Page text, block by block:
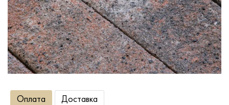
Сопутствующие товары
О компании
Услуги
Оплата Доставка